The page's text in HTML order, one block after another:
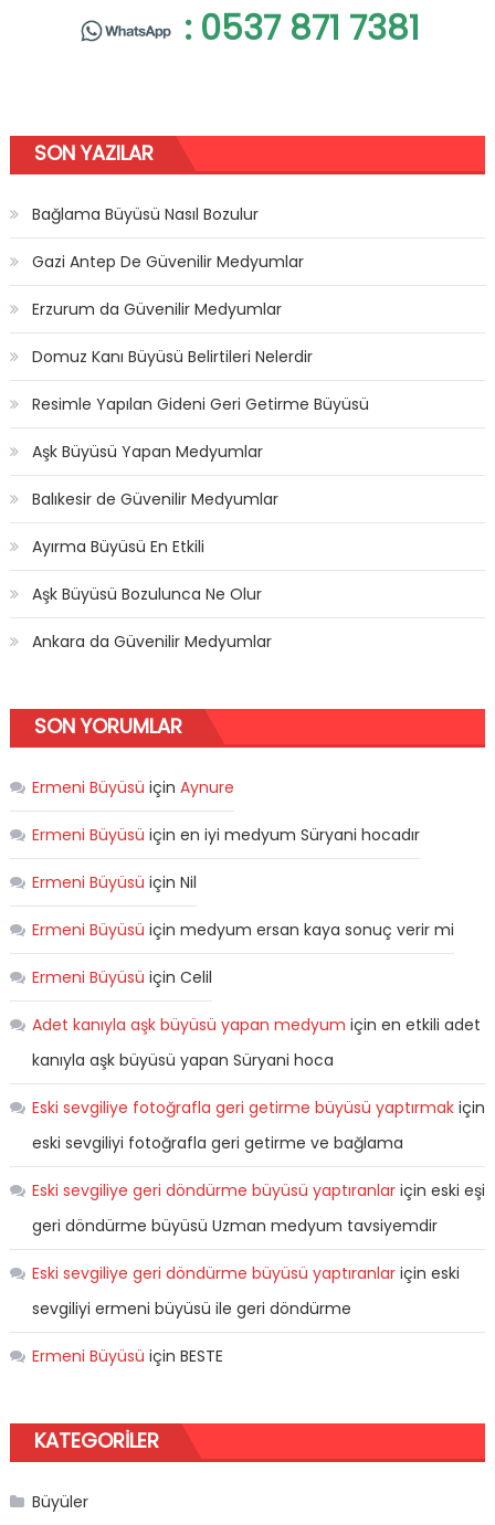
: 0537 871 7381
SON YAZILAR
Bağlama Büyüsü Nasıl Bozulur
Gazi Antep De Güvenilir Medyumlar
Erzurum da Güvenilir Medyumlar
Domuz Kanı Büyüsü Belirtileri Nelerdir
Resimle Yapılan Gideni Geri Getirme Büyüsü
Aşk Büyüsü Yapan Medyumlar
Balıkesir de Güvenilir Medyumlar
Ayırma Büyüsü En Etkili
Aşk Büyüsü Bozulunca Ne Olur
Ankara da Güvenilir Medyumlar
SON YORUMLAR
Ermeni Büyüsü için Aynure
Ermeni Büyüsü için en iyi medyum Süryani hocadır
Ermeni Büyüsü için Nil
Ermeni Büyüsü için medyum ersan kaya sonuç verir mi
Ermeni Büyüsü için Celil
Adet kanıyla aşk büyüsü yapan medyum için en etkili adet
kanıyla aşk büyüsü yapan Süryani hoca
Eski sevgiliye fotoğrafla geri getirme büyüsü yaptırmakiçin
eski sevgiliyi fotoğrafla geri getirme ve bağlama
Eski sevgiliye geri döndürme büyüsü yaptıranlariçin eski eşi
geri döndürme büyüsü Uzman medyum tavsiyemdir
Eski sevgiliye geri döndürme büyüsü yaptıranlariçin eski
sevgiliyi ermeni büyüsü ile geri döndürme
Ermeni Büyüsü için BESTE
KATEGORILER
Büyüler